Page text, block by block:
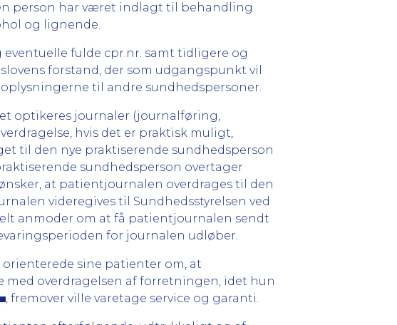
person har været indlagt til behandling
og lignende.
eventuelle fulde cpr.nr. samt tidligere og
forstand, der som udgangspunkt vil
til andre sundhedspersoner.
optikeres journaler (journalføring,
hvis det er praktisk muligt,
til den nye praktiserende sundhedsperson
sundhedsperson overtager
at patientjournalen overdrages til den
videregives til Sundhedsstyrelsen ved
anmoder om at få patientjournalen sendt
for journalen udløber.
sine patienter om, at
overdragelsen af forretningen, idet hun
, fremover ville varetage service og garanti.